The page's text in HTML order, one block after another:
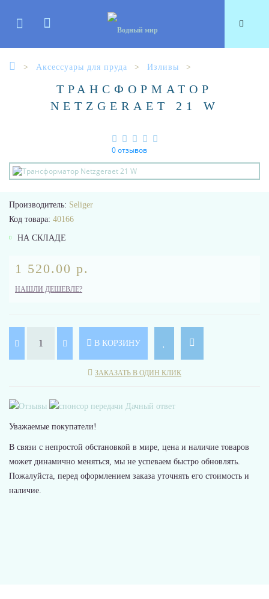
Аксессуары для пруда Изливы
ТРАНСФОРМАТОР
NETZGERAET 21 W
0 отзывов
Производитель: Seliger
Код товара: 40166
НА СКЛАДЕ
1 520.00 р.
НАШЛИ ДЕШЕВЛЕ?
В КОРЗИНУ
ЗАКАЗАТЬ В ОДИН КЛИК
Уважаемые покупатели!
В связи с непростой обстановкой в мире, цена и наличие товаров
может динамично меняться, мы не успеваем быстро обновлять.
Пожалуйста, перед оформлением заказа уточнять его стоимость и
наличие.